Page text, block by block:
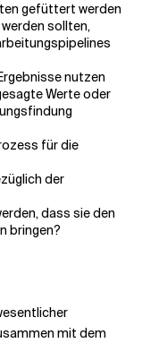
gefüttert werden
sollten,
nutzen
Werte oder
für die
der
dass sie den
bringen?
mit dem